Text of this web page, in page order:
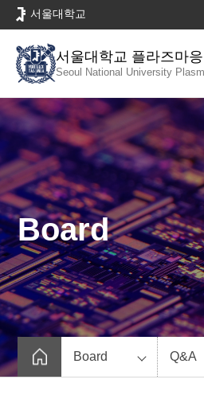
로
뉴
서울대학교
서울대학교 플라즈마
Seoul National University
Board
Board Q&A